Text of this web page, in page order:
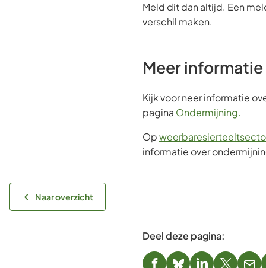
Meld dit dan altijd. Een
verschil maken.
Meer informatie
Kijk voor neer informatie
pagina Ondermijning.
Op
informatie over
Naar overzicht
Deel deze pagina: